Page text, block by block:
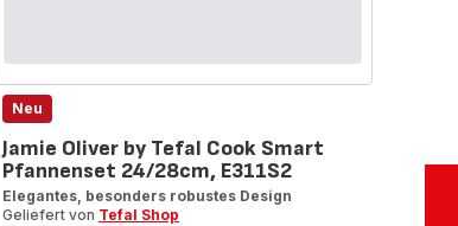
Neu
Jamie Oliver by Tefal Cook Smart
Pfannenset 24/28cm, E311S2
Elegantes, besonders robustes Design
Geliefert von Tefal Shop